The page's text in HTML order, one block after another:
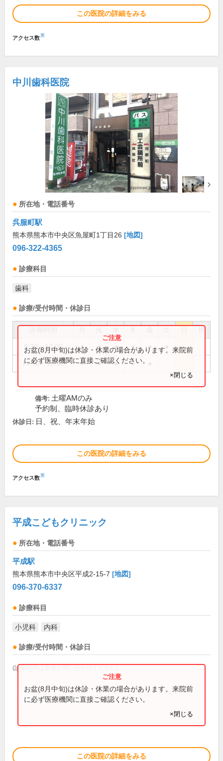
この医院の詳細をみる
アクセス数※
中川歯科医院
所在地・電話番号
呉服町駅
熊本県熊本市中央区魚屋町1丁目26 [地図]
096-322-4365
診療科目
歯科
診療/受付時間・休診日
祝
9:30～13:00 ● ● ● ● ●
14:30～18:30 ● ● ● ●
お盆(8月中旬)は休診・休業の場合があります。来院前
に必ず医療機関に直接ご確認ください。
×閉じる
備考: 土曜AMのみ
予約制、臨時休診あり
休診日: 日、祝、年末年始
この医院の詳細をみる
アクセス数※
平成こどもクリニック
所在地・電話番号
平成駅
熊本県熊本市中央区平成2-15-7 [地図]
096-370-6337
診療科目
小児科 内科
診療/受付時間・休診日
(診療時間は直接お問い合わせください)
お盆(8月中旬)は休診・休業の場合があります。来院前
に必ず医療機関に直接ご確認ください。
×閉じる
この医院の詳細をみる